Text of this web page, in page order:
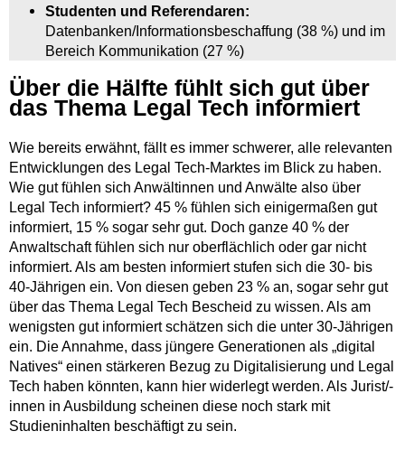
Studenten und Referendaren:
Datenbanken/Informationsbeschaffung (38 %) und im
Bereich Kommunikation (27 %)
Über die Hälfte fühlt sich gut über
das Thema Legal Tech informiert
Wie bereits erwähnt, fällt es immer schwerer, alle relevanten
Entwicklungen des Legal Tech-Marktes im Blick zu haben.
Wie gut fühlen sich Anwältinnen und Anwälte also über
Legal Tech informiert? 45 % fühlen sich einigermaßen gut
informiert, 15 % sogar sehr gut. Doch ganze 40 % der
Anwaltschaft fühlen sich nur oberflächlich oder gar nicht
informiert. Als am besten informiert stufen sich die 30- bis
40-Jährigen ein. Von diesen geben 23 % an, sogar sehr gut
über das Thema Legal Tech Bescheid zu wissen. Als am
wenigsten gut informiert schätzen sich die unter 30-Jährigen
ein. Die Annahme, dass jüngere Generationen als „digital
Natives“ einen stärkeren Bezug zu Digitalisierung und Legal
Tech haben könnten, kann hier widerlegt werden. Als Jurist/-
innen in Ausbildung scheinen diese noch stark mit
Studieninhalten beschäftigt zu sein.